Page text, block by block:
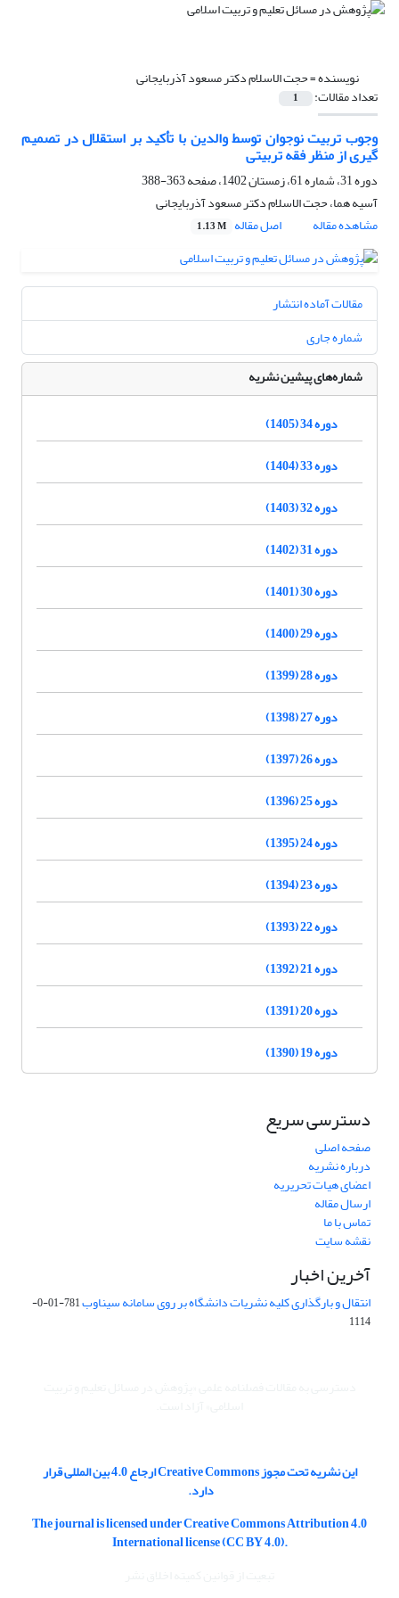
نویسنده =حجت الاسلام دکتر مسعود آذربایجانی
تعداد مقالات: 1
وجوب تربیت نوجوان توسط والدین با تأکید بر استقلال در تصمیم
گیری از منظر فقه تربیتی
دوره 31، شماره 61، زمستان 1402، صفحه
363-388
آسیه هما، حجت الاسلام دکتر مسعود آذربایجانی
مشاهده مقاله
اصل مقاله 1.13 M
مقالات آماده انتشار
شماره جاری
شماره‌های پیشین نشریه
دوره 34 (1405)
دوره 33 (1404)
دوره 32 (1403)
دوره 31 (1402)
دوره 30 (1401)
دوره 29 (1400)
دوره 28 (1399)
دوره 27 (1398)
دوره 26 (1397)
دوره 25 (1396)
دوره 24 (1395)
دوره 23 (1394)
دوره 22 (1393)
دوره 21 (1392)
دوره 20 (1391)
دوره 19 (1390)
دسترسی سریع
صفحه اصلی
درباره نشریه
اعضای هیات تحریریه
ارسال مقاله
تماس با ما
نقشه سایت
آخرین اخبار
انتقال و بارگذاری کلیه نشریات دانشگاه بر روی سامانه سیناوب
781-01-0-
1114
این نشریه تحت مجوز Creative Commons ارجاع 4.0 بین المللی قرار
دارد.
The journal is licensed under Creative Commons Attribution 4.0
International license (CC BY 4.0).